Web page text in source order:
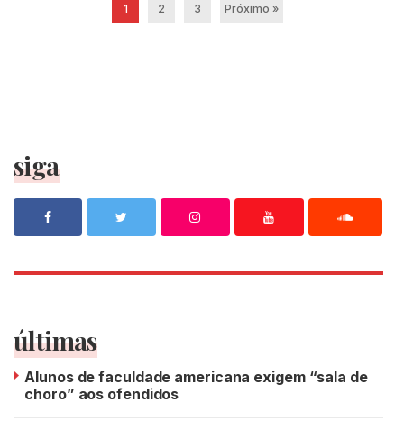
1 2 3 Próximo »
siga
últimas
Alunos de faculdade americana exigem “sala de
choro” aos ofendidos